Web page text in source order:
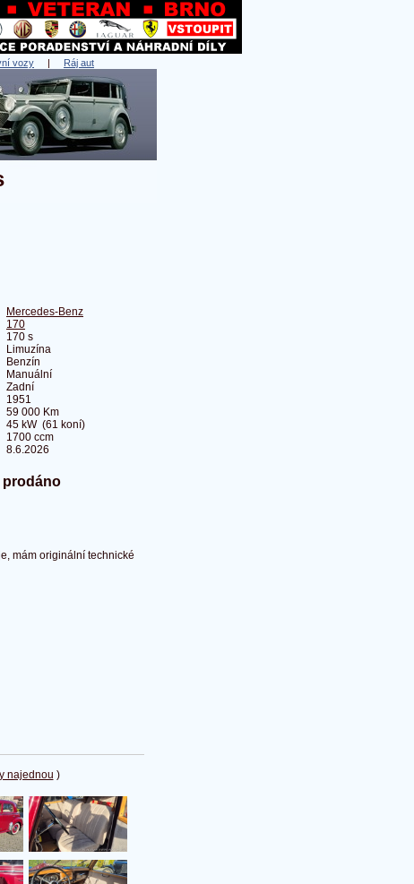
vozy | Ráj aut
Mercedes-Benz
170
170 s
Limuzína
Benzín
Manuální
Zadní
1951
59 000 Km
45 kW (61 koní)
1700 ccm
8.6.2026
prodáno
mám originální technické
najednou )